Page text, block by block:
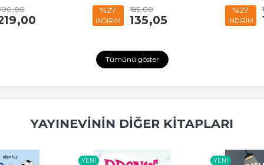
,00
,00
%27
İNDİRİM
185,00
135,05
%27
İNDİRİM
Tümünü göster
YAYINEVININ DIĞER KITAPLARI
YENI
YENI